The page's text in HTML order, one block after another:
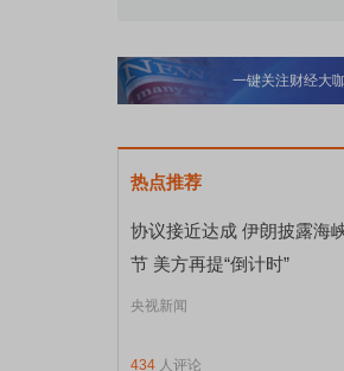
一键关注财经大咖
热点推荐
协议接近达成 伊朗披露海
节 美方再提“倒计时”
央视新闻
434 人评论